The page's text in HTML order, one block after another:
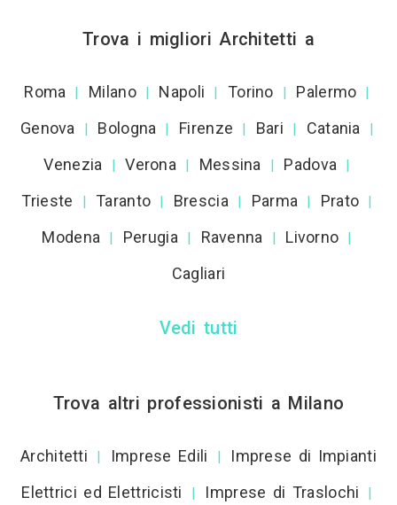
Trova i migliori Architetti a
Roma | Milano | Napoli | Torino | Palermo |
Genova | Bologna | Firenze | Bari | Catania |
Venezia | Verona | Messina | Padova |
Trieste | Taranto | Brescia | Parma | Prato |
Modena | Perugia | Ravenna | Livorno |
Cagliari
Vedi tutti
Trova altri professionisti a Milano
Architetti | Imprese Edili |
Imprese di Impianti
Elettrici ed Elettricisti
| Imprese di Traslochi |